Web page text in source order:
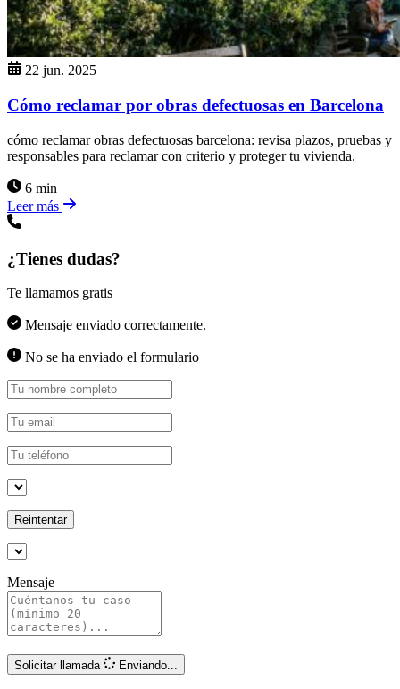
22 jun. 2025
Cómo reclamar por obras defectuosas en Barcelona
cómo reclamar obras defectuosas barcelona: revisa plazos, pruebas y
responsables para reclamar con criterio y proteger tu vivienda.
6 min
Leer más
¿Tienes dudas?
Te llamamos gratis
Mensaje enviado correctamente.
No se ha enviado el formulario
Reintentar
Mensaje
Solicitar llamada Enviando...